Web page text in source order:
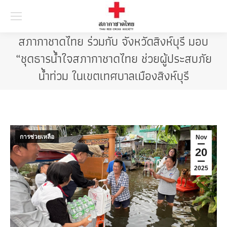
สภากาชาดไทย ร่วมกับ จังหวัดสิงห์บุรี มอบ
“ชุดธารน้ำใจสภากาชาดไทย ช่วยผู้ประสบภัย
น้ำท่วม ในเขตเทศบาลเมืองสิงห์บุรี
Nov
20
2025
การช่วยเหลือ